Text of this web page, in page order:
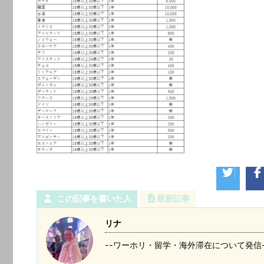
この記事を書いた人 最新記事
リナ
--ワーホリ・留学・海外滞在について発